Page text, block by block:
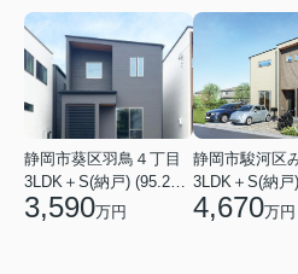
静岡市葵区羽鳥４丁目
3LDK＋S(納戸) (95.22㎡)
3,590万円 4,670万円